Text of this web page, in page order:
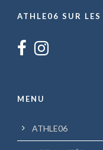
ATHLE06 SUR LES
MENU
ATHLE06